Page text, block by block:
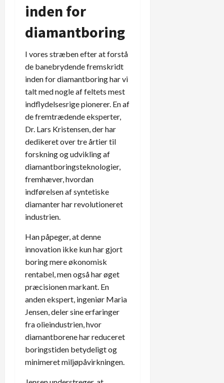
inden for
diamantboring
I vores stræben efter at forstå
de banebrydende fremskridt
inden for diamantboring har vi
talt med nogle af feltets mest
indflydelsesrige pionerer. En af
de fremtrædende eksperter,
Dr. Lars Kristensen, der har
dedikeret over tre årtier til
forskning og udvikling af
diamantboringsteknologier,
fremhæver, hvordan
indførelsen af syntetiske
diamanter har revolutioneret
industrien.
Han påpeger, at denne
innovation ikke kun har gjort
boring mere økonomisk
rentabel, men også har øget
præcisionen markant. En
anden ekspert, ingeniør Maria
Jensen, deler sine erfaringer
fra olieindustrien, hvor
diamantborene har reduceret
boringstiden betydeligt og
minimeret miljøpåvirkningen.